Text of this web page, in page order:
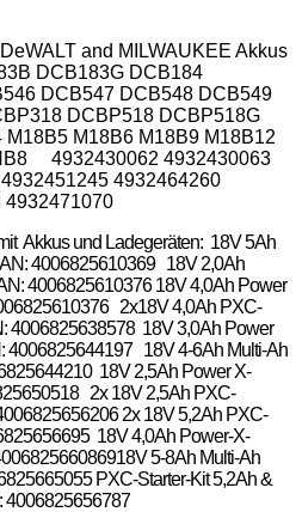
and MILWAUKEE Akkus
DCB183G DCB184
DCB547 DCB548 DCB549
DCBP518 DCBP518G
M18B6 M18B9 M18B12
4932430062 4932430063
4932464260
4932471070
Akkus und Ladegeräten: 18V 5Ah
4006825610369 18V 2,0Ah
400682561037618V 4,0Ah Power
2x18V 4,0Ah PXC-
4006825638578 18V 3,0Ah Power
4006825644197 18V 4-6Ah Multi-Ah
18V 2,5Ah Power X-
2x 18V 2,5Ah PXC-
2x 18V 5,2Ah PXC-
18V 4,0Ah Power-X-
18V 5-8Ah Multi-Ah
PXC-Starter-Kit 5,2Ah &
4006825656787